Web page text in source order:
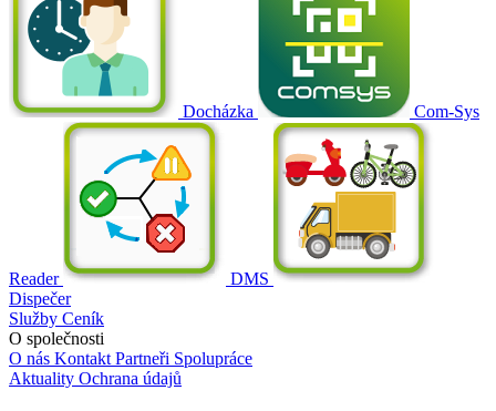
Docházka Com-Sys
Reader
DMS
Dispečer
Služby Ceník
O společnosti
O nás Kontakt Partneři Spolupráce
Aktuality Ochrana údajů